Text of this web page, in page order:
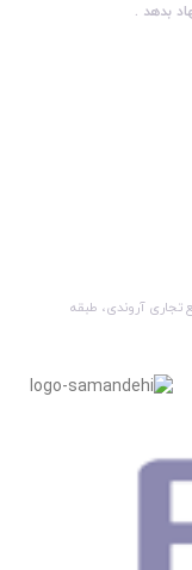
بدهد .
تجاری آروندی، طبقه